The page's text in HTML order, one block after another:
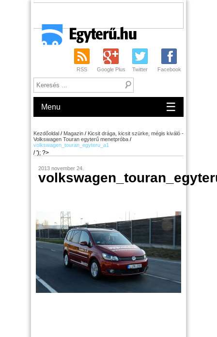
RSS Google Plus Twitter Facebook
Menu ☰
Kezdőoldal / Magazin / Kicsit drága, kicsit szürke, mégis kiváló -
Volkswagen Touran egyterű menetpróba /
volkswagen_touran_egyteru_a1
/ '); ?>
2013 november 24.